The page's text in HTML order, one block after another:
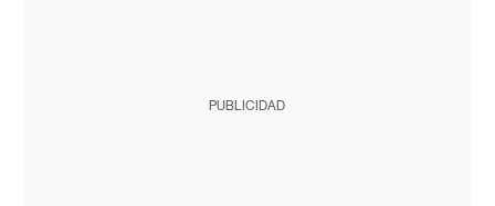
PUBLICIDAD